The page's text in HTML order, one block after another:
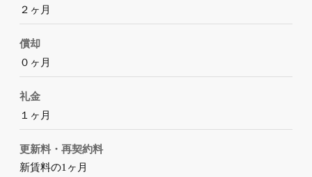
２ヶ月
償却
０ヶ月
礼金
１ヶ月
更新料・再契約料
新賃料の1ヶ月